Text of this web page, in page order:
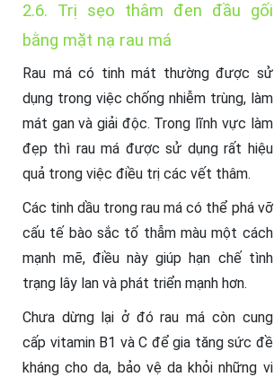
2.6. Trị sẹo thâm đen đầu gối
bằng mặt nạ rau má
Rau má có tinh mát thường được sử
dụng trong việc chống nhiễm trùng, làm
mát gan và giải độc. Trong lĩnh vực làm
đẹp thì rau má được sử dụng rất hiệu
quả trong việc điều trị các vết thâm.
Các tinh dầu trong rau má có thể phá vỡ
cấu tế bào sắc tố thẫm màu một cách
mạnh mẽ, điều này giúp hạn chế tình
trạng lây lan và phát triển mạnh hơn.
Chưa dừng lại ở đó rau má còn cung
cấp vitamin B1 và C để gia tăng sức đề
kháng cho da, bảo vệ da khỏi những vi